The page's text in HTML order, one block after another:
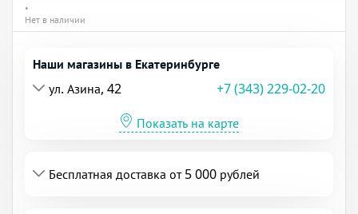
•
Нет в наличии
Наши магазины в Екатеринбурге
ул. Азина, 42
+7 (343) 229-02-20
Показать на карте
Бесплатная доставка от 5 000 рублей